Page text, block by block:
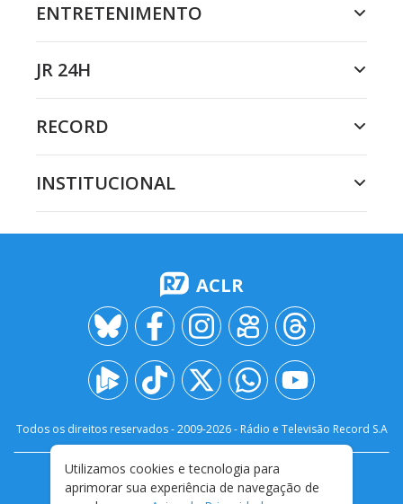
ENTRETENIMENTO
JR 24H
RECORD
INSTITUCIONAL
ACLR
Todos os direitos reservados - 2009-2026- Rádio e Televisão Record S.A
FALE CONOSCO
PRIVACIDADE
TERMOS E CONDIÇÕES DE USO
Utilizamos cookies e tecnologia para
aprimorar sua experiência de navegação de